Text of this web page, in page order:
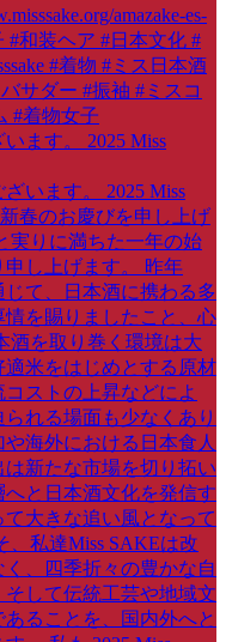
ます。 2025 Miss